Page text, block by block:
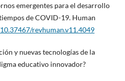
emergentes para el desarrollo
de COVID-19. Human
revhuman.v11.4049
y nuevas tecnologías de la
educativo innovador?